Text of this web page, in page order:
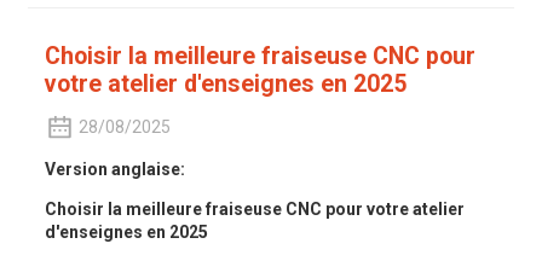
Choisir la meilleure fraiseuse CNC pour
votre atelier d'enseignes en 2025
28/08/2025
Version anglaise:
Choisir la meilleure fraiseuse CNC pour votre atelier
d'enseignes en 2025